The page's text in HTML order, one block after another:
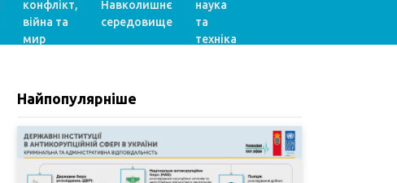
конфлікт,
війна та
мир
Навколишнє
середовище
наука
та
техніка
Найпопулярніше